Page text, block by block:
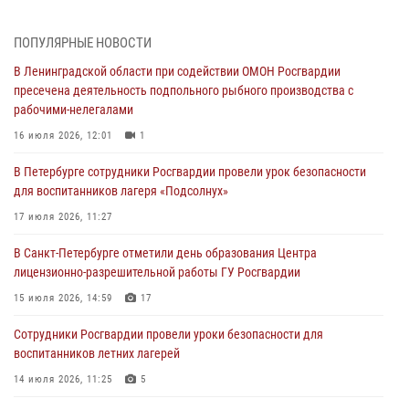
также оказали доврачебную помощь пострадавшим
03 августа 2026, 14:15 3 1
Росгвардейцы приняли участие в Большом семейном фестивале
03 августа 2026, 13:26
В Ленинградской области сотрудники Росгвардии обнаружили
пропавшего мальчика с нарушением слуха и помогли ему вернуться
домой
В Санкт-Петербурге при содействии СОБР Росгвардии задержаны
подозреваемые в мошеннических действиях
Сотрудники ГУ Росгвардии приняли участие в чемпионатах Северо-
Западного округа войск национальной гвардии РФ по спортивному и
ПОПУЛЯРНЫЕ НОВОСТИ
В Ленинградской области при содействии ОМОН Росгвардии
пресечена деятельность подпольного рыбного производства с
рабочими-нелегалами
16 июля 2026, 12:01 1
В Петербурге сотрудники Росгвардии провели урок безопасности
для воспитанников лагеря «Подсолнух»
17 июля 2026, 11:27
В Санкт-Петербурге отметили день образования Центра
лицензионно-разрешительной работы ГУ Росгвардии
15 июля 2026, 14:59 17
Сотрудники Росгвардии провели уроки безопасности для
воспитанников летних лагерей
14 июля 2026, 11:25 5